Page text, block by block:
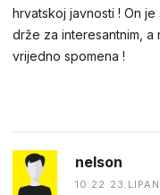
hrvatskoj javnosti ! On
drže za interesantnim, a
vrijedno spomena !
nelson
10:22